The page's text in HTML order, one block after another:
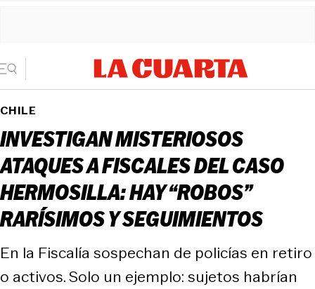
CHILE
INVESTIGAN MISTERIOSOS
ATAQUES A FISCALES DEL CASO
HERMOSILLA: HAY “ROBOS”
RARÍSIMOS Y SEGUIMIENTOS
En la Fiscalía sospechan de policías en retiro
o activos. Solo un ejemplo: sujetos habrían